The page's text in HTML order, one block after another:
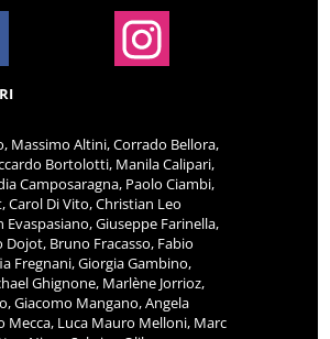
Massimo Altini, Corrado Bellora,
Bortolotti, Manila Calipari,
Camposaragna, Paolo Ciambi,
Carol Di Vito, Christian Leo
Giuseppe Farinella,
Bruno Fracasso, Fabio
Fregnani, Giorgia Gambino,
Ghignone, Marlène Jorrioz,
Giacomo Mangano, Angela
Mecca, Luca Mauro Melloni, Marc